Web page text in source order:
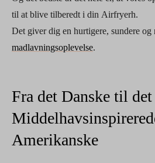
til at blive tilberedt i din Airfryerh.
Det giver dig en hurtigere, sundere og
madlavningsoplevelse.
Fra det Danske til det
Amerikanske